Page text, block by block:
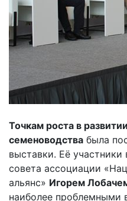
Точкам роста в
семеноводства была
выставки. Её участники
совета ассоциации
альянс» Игорем
наиболее проблемными